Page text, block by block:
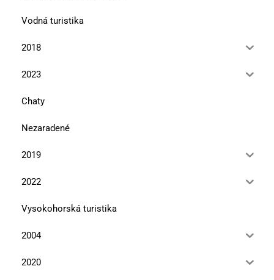
Vodná turistika
2018
2023
Chaty
Nezaradené
2019
2022
Vysokohorská turistika
2004
2020